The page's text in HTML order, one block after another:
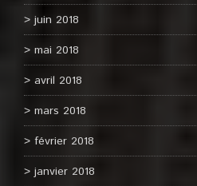
juin 2018
mai 2018
avril 2018
mars 2018
février 2018
janvier 2018